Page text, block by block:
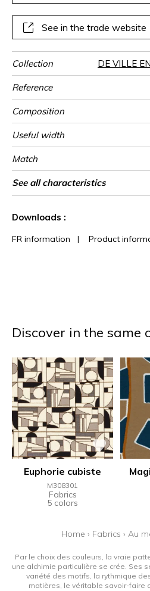
See in the trade website
Collection DE VILLE
Reference
Composition
Useful width
Match
Martindale
Martindale
use
Heavy duty
40 000 cycles
Wyzenbeek
Pattern
direction
Weight in
g/m²
Use
Care
Country of
origin
See all characteristics
Downloads :
FR information | Product
Discover in the same
Euphorie cubiste
M308301
Fabrics
5 colors
Home › Fabrics › Au
Par le choix des couleurs, la vraie
une alchimie particulière se crée. Ses
variété des motifs, la rythmique
matières, le véritable savoir-faire